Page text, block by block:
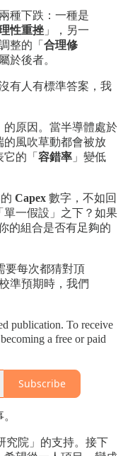
種下跌：一種是
性重挫 」，另一
整的「 合理修
於後者。
有人有標準答案，我
的原因。當半導體處於
的風吹草動都會被放
的「 容錯率 」變低
Capex 數字，不如回
一假設」之下？如果
的組合是否有足夠的
要每次都猜對頂
準預期時，我們
publication. To receive
a free or paid
Subscribe
究院」的支持。接下